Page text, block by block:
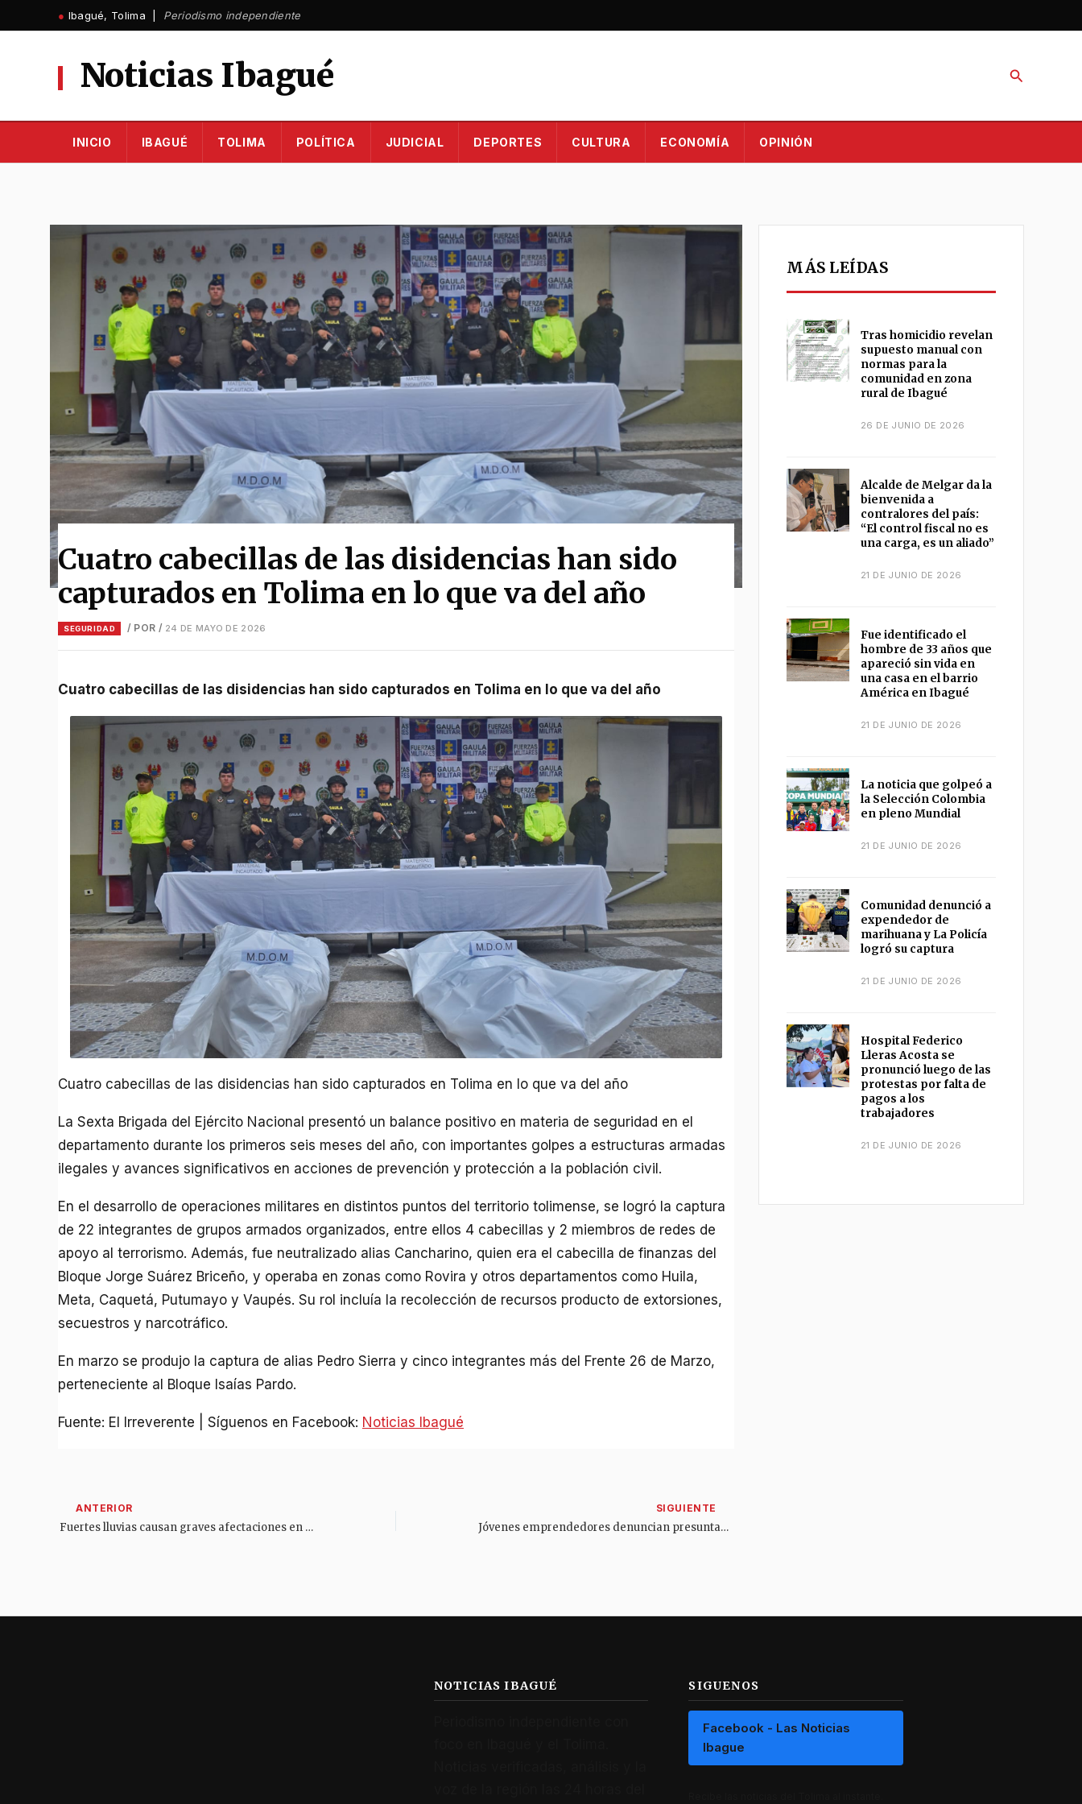
al
● Ibagué, Tolima | Periodismo independiente
Noticias Ibagué Buscar
INICIO IBAGUÉ TOLIMA POLÍTICA JUDICIAL DEPORTES CULTURA ECONOMÍA OPINIÓN
Cuatro cabecillas de las disidencias han sido
capturados en Tolima en lo que va del año
SEGURIDAD / POR / 24 DE MAYO DE 2026
Cuatro cabecillas de las disidencias han sido capturados en Tolima en lo que va del año
Cuatro cabecillas de las disidencias han sido capturados en Tolima en lo que va del año
La Sexta Brigada del Ejército Nacional presentó un balance positivo en materia de seguridad en el
departamento durante los primeros seis meses del año, con importantes golpes a estructuras armadas
ilegales y avances significativos en acciones de prevención y protección a la población civil.
En el desarrollo de operaciones militares en distintos puntos del territorio tolimense, se logró la captura
de 22 integrantes de grupos armados organizados, entre ellos 4 cabecillas y 2 miembros de redes de
apoyo al terrorismo. Además, fue neutralizado alias Cancharino, quien era el cabecilla de finanzas del
Bloque Jorge Suárez Briceño, y operaba en zonas como Rovira y otros departamentos como Huila,
Meta, Caquetá, Putumayo y Vaupés. Su rol incluía la recolección de recursos producto de extorsiones,
secuestros y narcotráfico.
En marzo se produjo la captura de alias Pedro Sierra y cinco integrantes más del Frente 26 de Marzo,
perteneciente al Bloque Isaías Pardo.
Fuente: El Irreverente | Síguenos en Facebook: Noticias Ibagué
Fuertes lluvias causan graves afectaciones en zona rural de Chaparral, Tolima Jóvenes emprendedores denuncian presuntas irregularidades y persecución policial en Coello, Tolima
MÁS LEÍDAS
Tras homicidio revelan
supuesto manual con
normas para la
comunidad en zona
rural de Ibagué
26 DE JUNIO DE 2026
Alcalde de Melgar da la
bienvenida a
contralores del país:
“El control fiscal no es
una carga, es un aliado”
21 DE JUNIO DE 2026
Fue identificado el
hombre de 33 años que
apareció sin vida en
una casa en el barrio
América en Ibagué
21 DE JUNIO DE 2026
La noticia que golpeó a
la Selección Colombia
en pleno Mundial
21 DE JUNIO DE 2026
Comunidad denunció a
expendedor de
marihuana y La Policía
logró su captura
21 DE JUNIO DE 2026
Hospital Federico
Lleras Acosta se
pronunció luego de las
protestas por falta de
pagos a los
trabajadores
21 DE JUNIO DE 2026
NOTICIAS IBAGUÉ SIGUENOS
Facebook - Las Noticias
Ibague